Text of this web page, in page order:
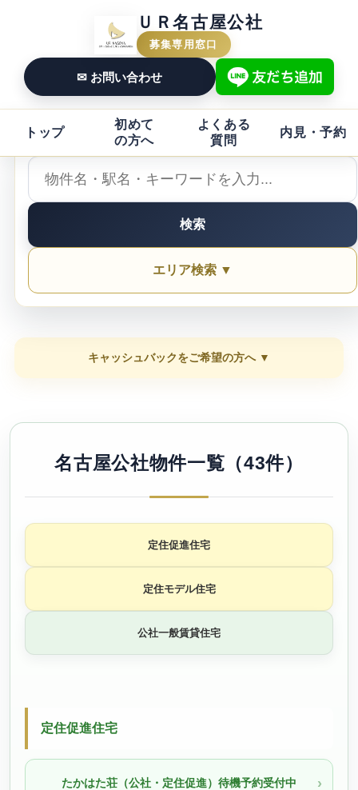
ＵＲ名古屋公社
募集専用窓口
✉ お問い合わせ
トップ
初めて
の方へ
よくある
質問
内見・予約
検索
エリア検索 ▼
キャッシュバックをご希望の方へ ▼
名古屋公社物件一覧（43件）
定住促進住宅
定住モデル住宅
公社一般賃貸住宅
定住促進住宅
たかはた荘（公社・定住促進）待機予約受付中